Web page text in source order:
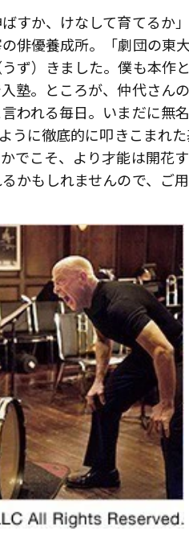
すか、けなして育てるか
俳優養成所。「劇団の東
ず）きました。僕も本作
塾。ところが、仲代さん
われる毎日。いまだに無
うに徹底的に叩きこまれ
でこそ、より才能は開花
かもしれませんので、ご用